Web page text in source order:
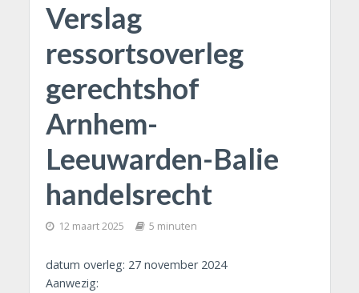
Verslag
ressortsoverleg
gerechtshof
Arnhem-
Leeuwarden-Balie
handelsrecht
12 maart 2025 5 minuten
datum overleg: 27 november 2024
Aanwezig: